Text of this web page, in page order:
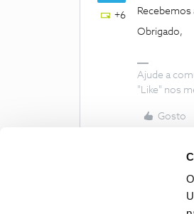
+6
Obrigado,
Ajude a
"Like" nos
Gosto